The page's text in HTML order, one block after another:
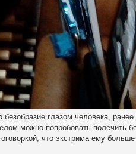
безобразие глазом человека,
можно попробовать полечить
что экстрима ему